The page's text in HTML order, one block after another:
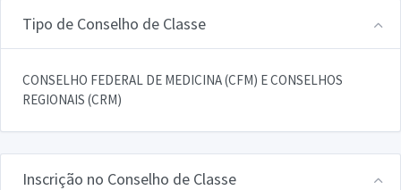
Tipo de Conselho de Classe
CONSELHO FEDERAL DE MEDICINA (CFM) E CONSELHOS
REGIONAIS (CRM)
Inscrição no Conselho de Classe